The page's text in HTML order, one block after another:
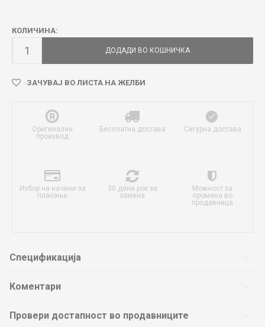
КОЛИЧИНА:
ДОДАДИ ВО КОШНИЧКА
ЗАЧУВАЈ ВО ЛИСТА НА ЖЕЛБИ
Оригинален
производ
Бесплатна достава Сигурна достава
Избор на начини за
плаќање
30 дена рок за
замена
Можност за
промена во
продавница
Спецификација
Коментари
Провери достапност во продавниците